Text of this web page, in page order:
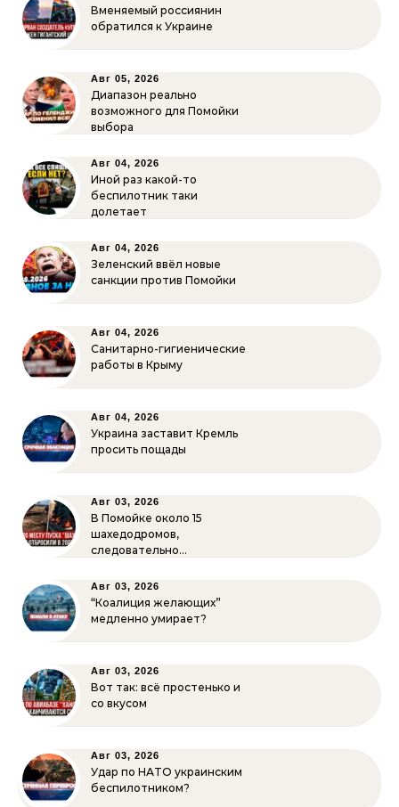
Вменяемый россиянин
обратился к Украине
Авг 05, 2026
Диапазон реально
возможного для Помойки
выбора
Авг 04, 2026
Иной раз какой-то
беспилотник таки
долетает
Авг 04, 2026
Зеленский ввёл новые
санкции против Помойки
Авг 04, 2026
Санитарно-гигиенические
работы в Крыму
Авг 04, 2026
Украина заставит Кремль
просить пощады
Авг 03, 2026
В Помойке около 15
шахедодромов,
следовательно…
Авг 03, 2026
“Коалиция желающих”
медленно умирает?
Авг 03, 2026
Вот так: всё простенько и
со вкусом
Авг 03, 2026
Удар по НАТО украинским
беспилотником?